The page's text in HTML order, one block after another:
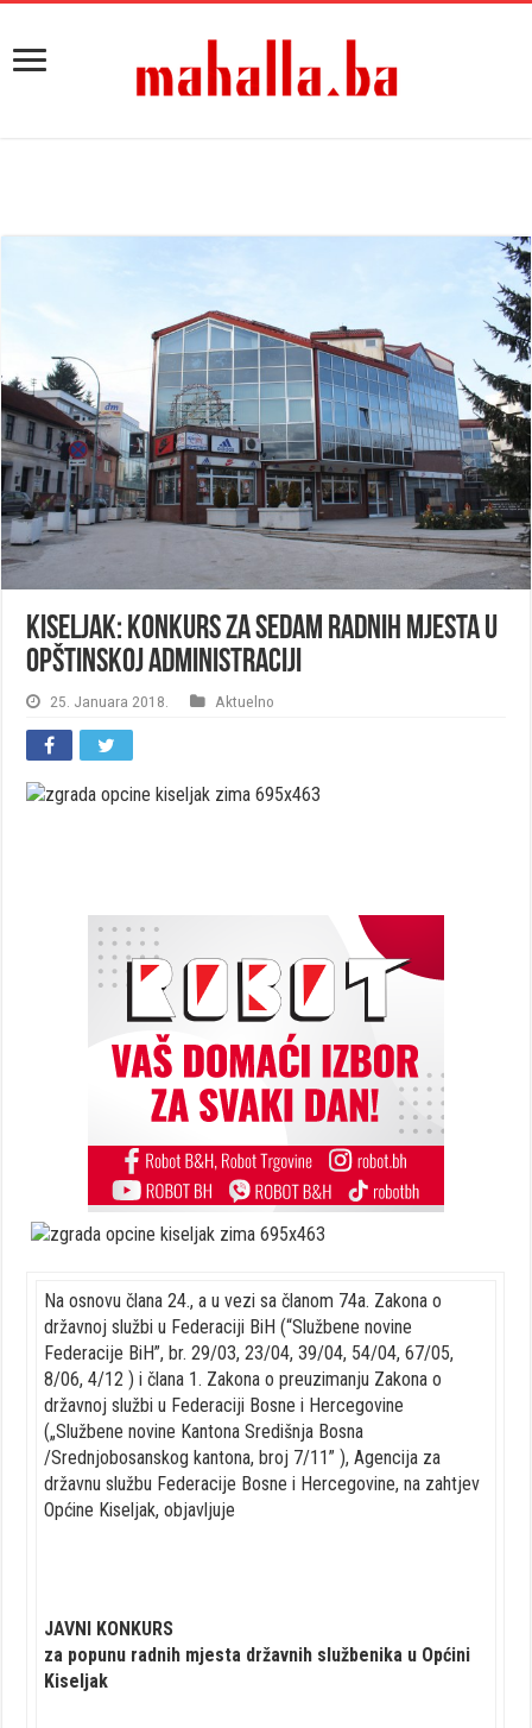
Kiseljak: Konkurs za sedam radnih mjesta u
opštinskoj administraciji
25. Januara 2018. Aktuelno
Na osnovu člana 24., a u vezi sa članom 74a. Zakona o
državnoj službi u Federaciji BiH (“Službene novine
Federacije BiH”, br. 29/03, 23/04, 39/04, 54/04, 67/05,
8/06, 4/12 ) i člana 1. Zakona o preuzimanju Zakona o
državnoj službi u Federaciji Bosne i Hercegovine
(„Službene novine Kantona Središnja Bosna
/Srednjobosanskog kantona, broj 7/11” ), Agencija za
državnu službu Federacije Bosne i Hercegovine, na zahtjev
Općine Kiseljak, objavljuje
JAVNI KONKURS
za popunu radnih mjesta državnih službenika u Općini
Kiseljak